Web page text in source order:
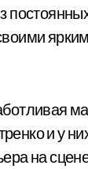
и у
на